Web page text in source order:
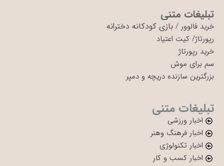
تبلیغات متنی
خرید فالوور / بازی کودکانه دخترانه
رپورتاژ/ کیت اعتیاد
خرید رپورتاژ
سم برای موش
بزرگترین سازنده دریچه و دمپر
تبلیغات متنی
اخبار ورزشی
اخبار فرهنگ وهنر
اخبار تکنولوژی
اخبار کسب و کار